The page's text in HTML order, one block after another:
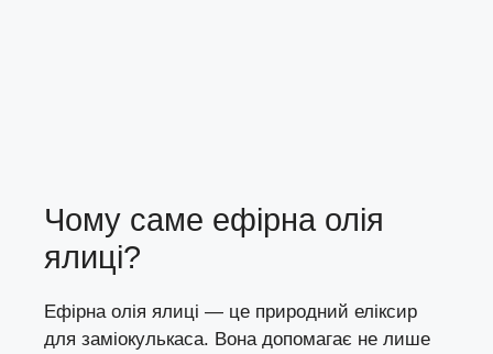
Чому саме ефірна олія
ялиці?
Ефірна олія ялиці — це природний еліксир
для заміокулькаса. Вона допомагає не лише